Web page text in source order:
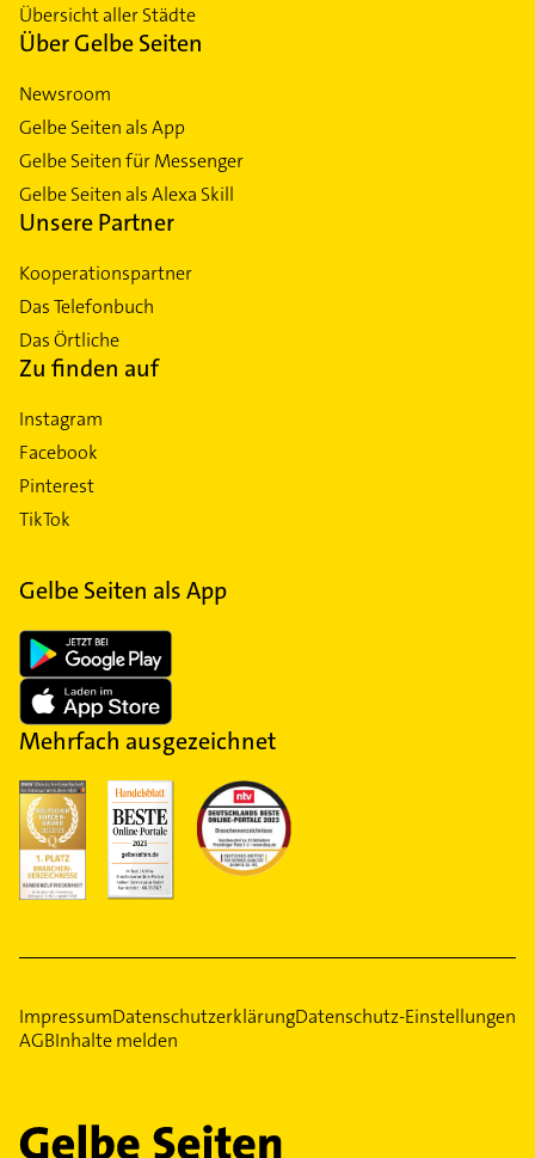
Übersicht aller Städte
Über Gelbe Seiten
Newsroom
Gelbe Seiten als App
Gelbe Seiten für Messenger
Gelbe Seiten als Alexa Skill
Unsere Partner
Kooperationspartner
Das Telefonbuch
Das Örtliche
Zu finden auf
Instagram
Facebook
Pinterest
TikTok
Gelbe Seiten als App
Mehrfach ausgezeichnet
ImpressumDatenschutzerklärungDatenschutz-Einstellungen
AGBInhalte melden